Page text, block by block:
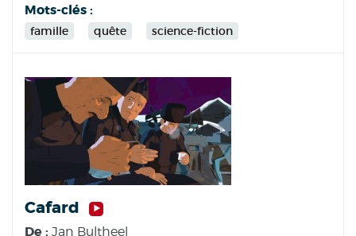
Mots-clés :
famille quête science-fiction
Cafard
De : Jan Bultheel